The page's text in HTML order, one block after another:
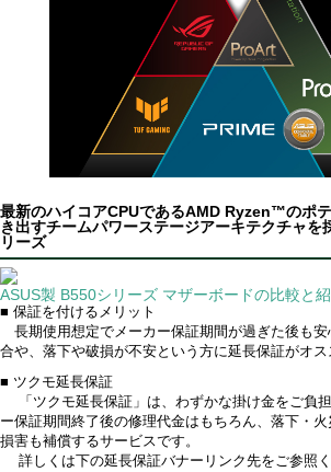
最新のハイコアCPUであるAMD Ryzen™のポテ
き出すチームパワーステージアーキテクチャを
リーズ
ASUS製 B550シリーズ マザーボードの比較と
■ 保証を付けるメリット
長期使用想定でメーカー保証期間が過ぎた後も
合や、落下や破損が不安という方に延長保証がオス
■ ツクモ延長保証
「ツクモ延長保証」は、わずかな掛け金をご負
ー保証期間終了後の修理代金はもちろん、落下・
損害も補償するサービスです。
詳しくは下の延長保証バナーリンク先をご参照く